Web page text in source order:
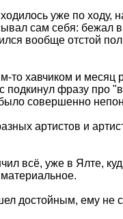
уже по ходу,
сам себя: бежал
вообще отстой
хавчиком и месяц
фразу про
совершенно
артистов и
всё, уже в Ялте,
достойным, ему не